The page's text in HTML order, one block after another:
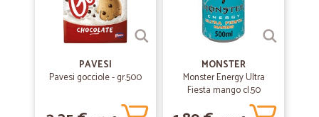
PAVESI
Pavesi gocciole - gr.500
MONSTER
Monster Energy Ultra
Fiesta mango cl.50